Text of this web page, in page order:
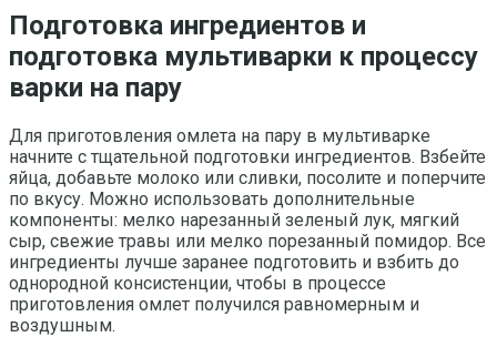
Подготовка ингредиентов и
подготовка мультиварки к процессу
варки на пару
Для приготовления омлета на пару в мультиварке
начните с тщательной подготовки ингредиентов. Взбейте
яйца, добавьте молоко или сливки, посолите и поперчите
по вкусу. Можно использовать дополнительные
компоненты: мелко нарезанный зеленый лук, мягкий
сыр, свежие травы или мелко порезанный помидор. Все
ингредиенты лучше заранее подготовить и взбить до
однородной консистенции, чтобы в процессе
приготовления омлет получился равномерным и
воздушным.